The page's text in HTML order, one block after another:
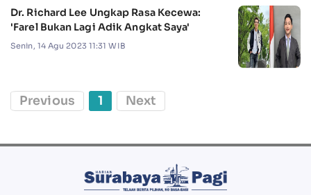
Dr. Richard Lee Ungkap Rasa Kecewa:
'Farel Bukan Lagi Adik Angkat Saya'
Senin, 14 Agu 2023 11:31 WIB
Previous 1 Next